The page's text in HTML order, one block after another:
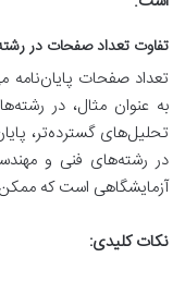
تفاوت تعداد صفحات در
تعداد صفحات پایان‌نامه
به عنوان مثال، در
تحلیل‌های گسترده‌تر،
در رشته‌های فنی و
آزمایشگاهی است که
نکات کلیدی: